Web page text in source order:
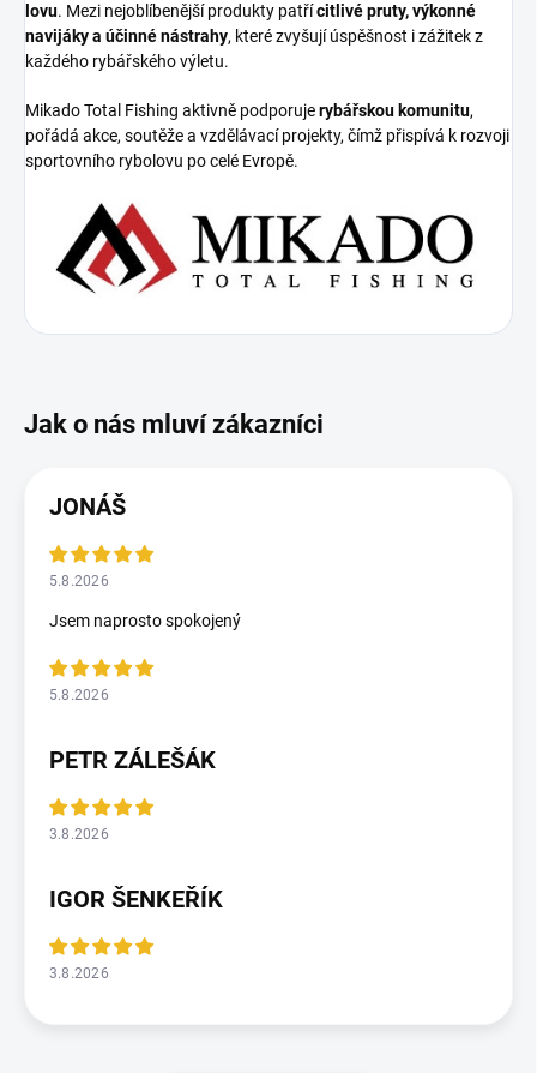
lovu. Mezi nejoblíbenější produkty patřícitlivé pruty, výkonné
navijáky a účinné nástrahy, které zvyšují úspěšnost i zážitek z
každého rybářského výletu.
Mikado Total Fishing aktivně podporujerybářskou komunitu,
pořádá akce, soutěže a vzdělávací projekty, čímž přispívá k rozvoji
sportovního rybolovu po celé Evropě.
JONÁŠ
5.8.2026
Jsem naprosto spokojený
5.8.2026
PETR ZÁLEŠÁK
3.8.2026
IGOR ŠENKEŘÍK
3.8.2026